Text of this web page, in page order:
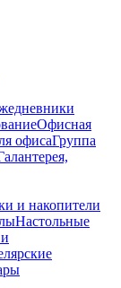
Офисная
офисаГруппа
и накопители
Настольные